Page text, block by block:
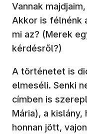
Vannak
Akkor is félnénk
mi az? (Merek
kérdésről?)
A történetet is
elmeséli. Senki
címben is
Mária), a
honnan jött,